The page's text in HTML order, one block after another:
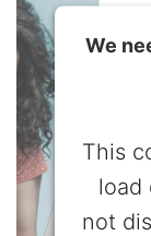
We
This
load
not